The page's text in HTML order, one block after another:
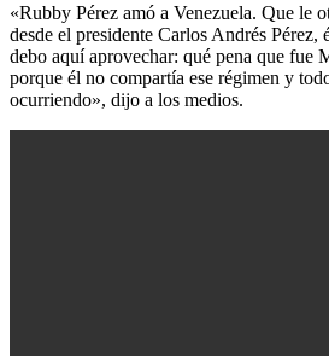
«Rubby Pérez amó a Venezuela. Que le
desde el presidente Carlos Andrés Pérez,
debo aquí aprovechar: qué pena que fue
porque él no compartía ese régimen y
ocurriendo», dijo a los medios.